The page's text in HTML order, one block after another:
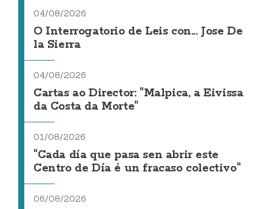
04/08/2026
O Interrogatorio de Leis con... Jose De
la Sierra
04/08/2026
Cartas ao Director: "Malpica, a Eivissa
da Costa da Morte"
01/08/2026
"Cada día que pasa sen abrir este
Centro de Día é un fracaso colectivo"
06/08/2026